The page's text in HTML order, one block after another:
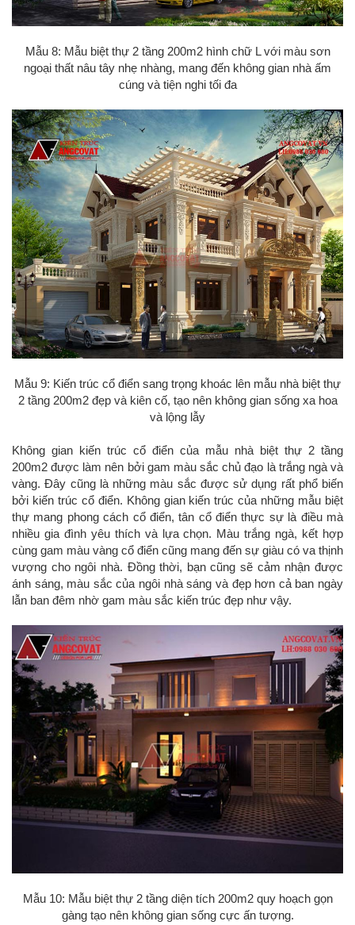
Mẫu 8: Mẫu biệt thự 2 tầng 200m2 hình chữ L với màu sơn
ngoại thất nâu tây nhẹ nhàng, mang đến không gian nhà ấm
cúng và tiện nghi tối đa
Mẫu 9: Kiến trúc cổ điển sang trọng khoác lên mẫu nhà biệt thự
2 tầng 200m2 đẹp và kiên cố, tạo nên không gian sống xa hoa
và lộng lẫy
Không gian kiến trúc cổ điển của mẫu nhà biệt thự 2 tầng
200m2 được làm nên bởi gam màu sắc chủ đạo là trắng ngà và
vàng. Đây cũng là những màu sắc được sử dụng rất phổ biến
bởi kiến trúc cổ điển. Không gian kiến trúc của những mẫu biệt
thự mang phong cách cổ điển, tân cổ điển thực sự là điều mà
nhiều gia đình yêu thích và lựa chọn. Màu trắng ngà, kết hợp
cùng gam màu vàng cổ điển cũng mang đến sự giàu có va thịnh
vượng cho ngôi nhà. Đồng thời, bạn cũng sẽ cảm nhận được
ánh sáng, màu sắc của ngôi nhà sáng và đẹp hơn cả ban ngày
lẫn ban đêm nhờ gam màu sắc kiến trúc đẹp như vậy.
Mẫu 10: Mẫu biệt thự 2 tầng diện tích 200m2 quy hoạch gọn
gàng tạo nên không gian sống cực ấn tượng.